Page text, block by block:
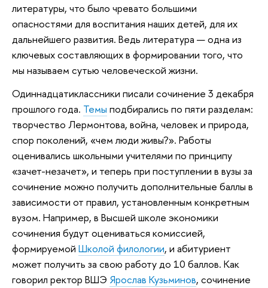
литературы, что было чревато большими
опасностями для воспитания наших детей, для их
дальнейшего развития. Ведь литература — одна из
ключевых составляющих в формировании того, что
мы называем сутью человеческой жизни.
Одиннадцатиклассники писали сочинение 3 декабря
прошлого года. Темы подбирались по пяти разделам:
творчество Лермонтова, война, человек и природа,
спор поколений, «чем люди живы?». Работы
оценивались школьными учителями по принципу
«зачет-незачет», и теперь при поступлении в вузы за
сочинение можно получить дополнительные баллы в
зависимости от правил, установленным конкретным
вузом. Например, в Высшей школе экономики
сочинения будут оцениваться комиссией,
формируемой Школой филологии, и абитуриент
может получить за свою работу до 10 баллов. Как
говорил ректор ВШЭ Ярослав Кузьминов, сочинение